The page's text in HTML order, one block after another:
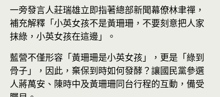
一旁發言人莊瑞雄立即指著總部新聞幕僚林聿禪，
補充解釋「小英女孩不是黃珊珊，不要刻意把人家
抹綠，小英女孩在這邊」。
藍營不僅形容「黃珊珊是小英女孩」，更是「綠到
骨子」，因此，棄保到時如何發酵？讓國民黨參選
人蔣萬安、陳時中及黃珊珊同台行程的互動，備受